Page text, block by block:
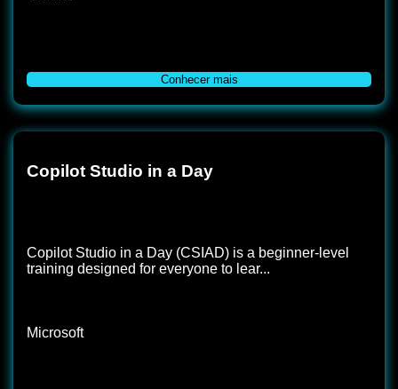
Conhecer mais
Copilot Studio in a Day
Copilot Studio in a Day (CSIAD) is a beginner-level
training designed for everyone to lear...
Microsoft